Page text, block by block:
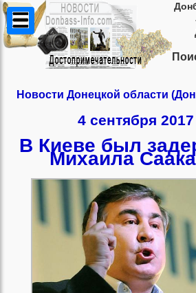
Новости Донецкой области
4 сентября
В Киеве был
Михаила